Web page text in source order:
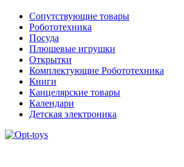
Сопутствующие товары
Робототехника
Посуда
Плюшевые игрушки
Открытки
Комплектующие Робототехника
Книги
Канцелярские товары
Календари
Детская электроника